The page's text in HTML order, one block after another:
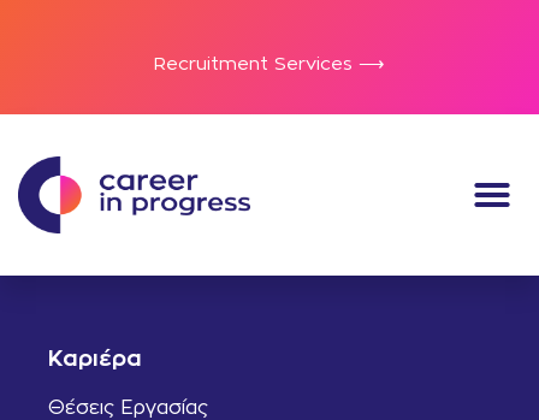
Recruitment Services ⟶
Καριέρα
Θέσεις Εργασίας